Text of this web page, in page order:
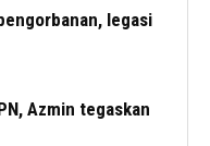
legasi
Azmin tegaskan